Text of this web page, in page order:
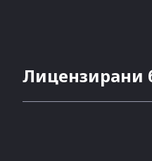
Лицензирани